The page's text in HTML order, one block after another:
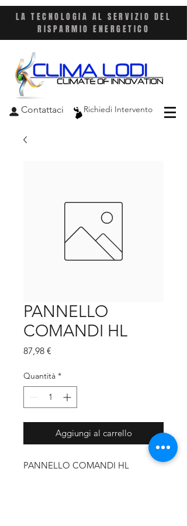
LA TECNOLOGIA AL SERVIZIO DEL
RISPARMIO ENERGETICO
Richiedi Intervento
Contattaci
PANNELLO
COMANDI HL
87,98 €
Quantità *
Aggiungi al carrello
PANNELLO COMANDI HL